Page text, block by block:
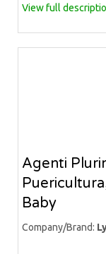
View full
Agenti
Baby
Company/Brand: